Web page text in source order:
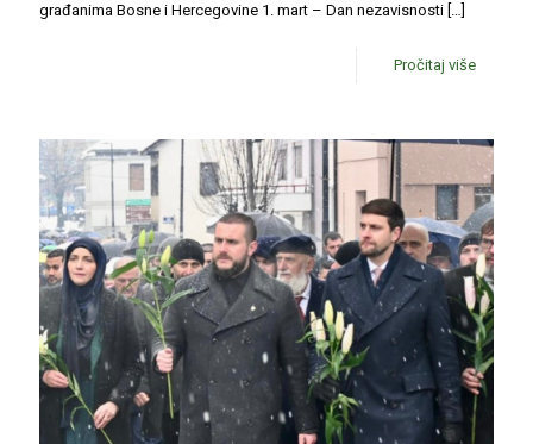
građanima Bosne i Hercegovine 1. mart – Dan nezavisnosti […]
Pročitaj više